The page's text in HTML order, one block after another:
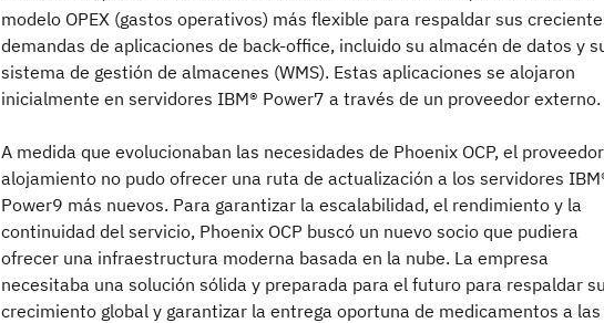
modelo OPEX (gastos operativos) más flexible para respaldar sus
demandas de aplicaciones de back-office, incluido su almacén de datos y
sistema de gestión de almacenes (WMS). Estas aplicaciones se alojaron
inicialmente en servidores IBM® Power7 a través de un proveedor externo.
A medida que evolucionaban las necesidades de Phoenix OCP, el
alojamiento no pudo ofrecer una ruta de actualización a los servidores
Power9 más nuevos. Para garantizar la escalabilidad, el rendimiento y la
continuidad del servicio, Phoenix OCP buscó un nuevo socio que pudiera
ofrecer una infraestructura moderna basada en la nube. La empresa
necesitaba una solución sólida y preparada para el futuro para respaldar su
crecimiento global y garantizar la entrega oportuna de medicamentos a las